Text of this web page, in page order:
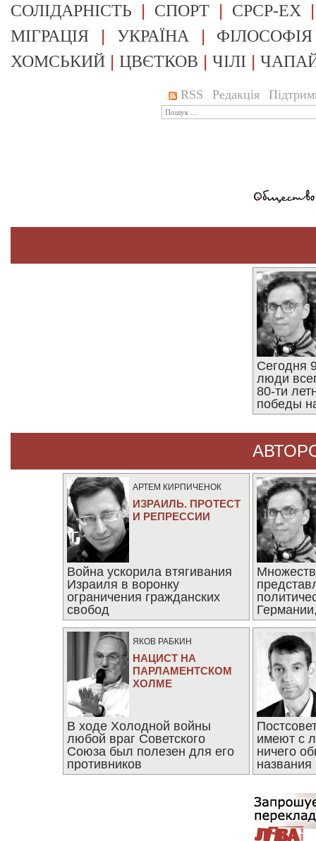
СОЛІДАРНІСТЬ | СПОРТ | СРСР-EX
МІГРАЦІЯ | УКРАЇНА | ФІЛОСОФІЯ
ХОМСЬКИЙ | ЦВЄТКОВ | ЧІЛІ |
RSS Редакція
Сегодня
люди
80-ти
победы
АРТЕМ КИРПИЧЕНОК
ИЗРАИЛЬ. ПРОТЕСТ
И РЕПРЕССИИ
Война ускорила втягивания
Израиля в воронку
ограничения гражданских
свобод
ЯКОВ РАБКИН
НАЦИСТ НА
ПАРЛАМЕНТСКОМ
ХОЛМЕ
В ходе Холодной войны
любой враг Советского
Союза был полезен для его
противников
имеют с
ничего
названия